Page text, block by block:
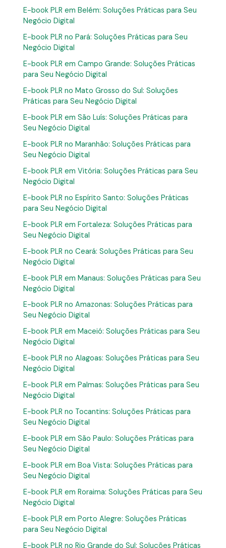
E-book PLR em Belém: Soluções Práticas para Seu
Negócio Digital
E-book PLR no Pará: Soluções Práticas para Seu
Negócio Digital
E-book PLR em Campo Grande: Soluções Práticas
para Seu Negócio Digital
E-book PLR no Mato Grosso do Sul: Soluções
Práticas para Seu Negócio Digital
E-book PLR em São Luís: Soluções Práticas para
Seu Negócio Digital
E-book PLR no Maranhão: Soluções Práticas para
Seu Negócio Digital
E-book PLR em Vitória: Soluções Práticas para Seu
Negócio Digital
E-book PLR no Espírito Santo: Soluções Práticas
para Seu Negócio Digital
E-book PLR em Fortaleza: Soluções Práticas para
Seu Negócio Digital
E-book PLR no Ceará: Soluções Práticas para Seu
Negócio Digital
E-book PLR em Manaus: Soluções Práticas para Seu
Negócio Digital
E-book PLR no Amazonas: Soluções Práticas para
Seu Negócio Digital
E-book PLR em Maceió: Soluções Práticas para Seu
Negócio Digital
E-book PLR no Alagoas: Soluções Práticas para Seu
Negócio Digital
E-book PLR em Palmas: Soluções Práticas para Seu
Negócio Digital
E-book PLR no Tocantins: Soluções Práticas para
Seu Negócio Digital
E-book PLR em São Paulo: Soluções Práticas para
Seu Negócio Digital
E-book PLR em Boa Vista: Soluções Práticas para
Seu Negócio Digital
E-book PLR em Roraima: Soluções Práticas para Seu
Negócio Digital
E-book PLR em Porto Alegre: Soluções Práticas
para Seu Negócio Digital
E-book PLR no Rio Grande do Sul: Soluções Práticas